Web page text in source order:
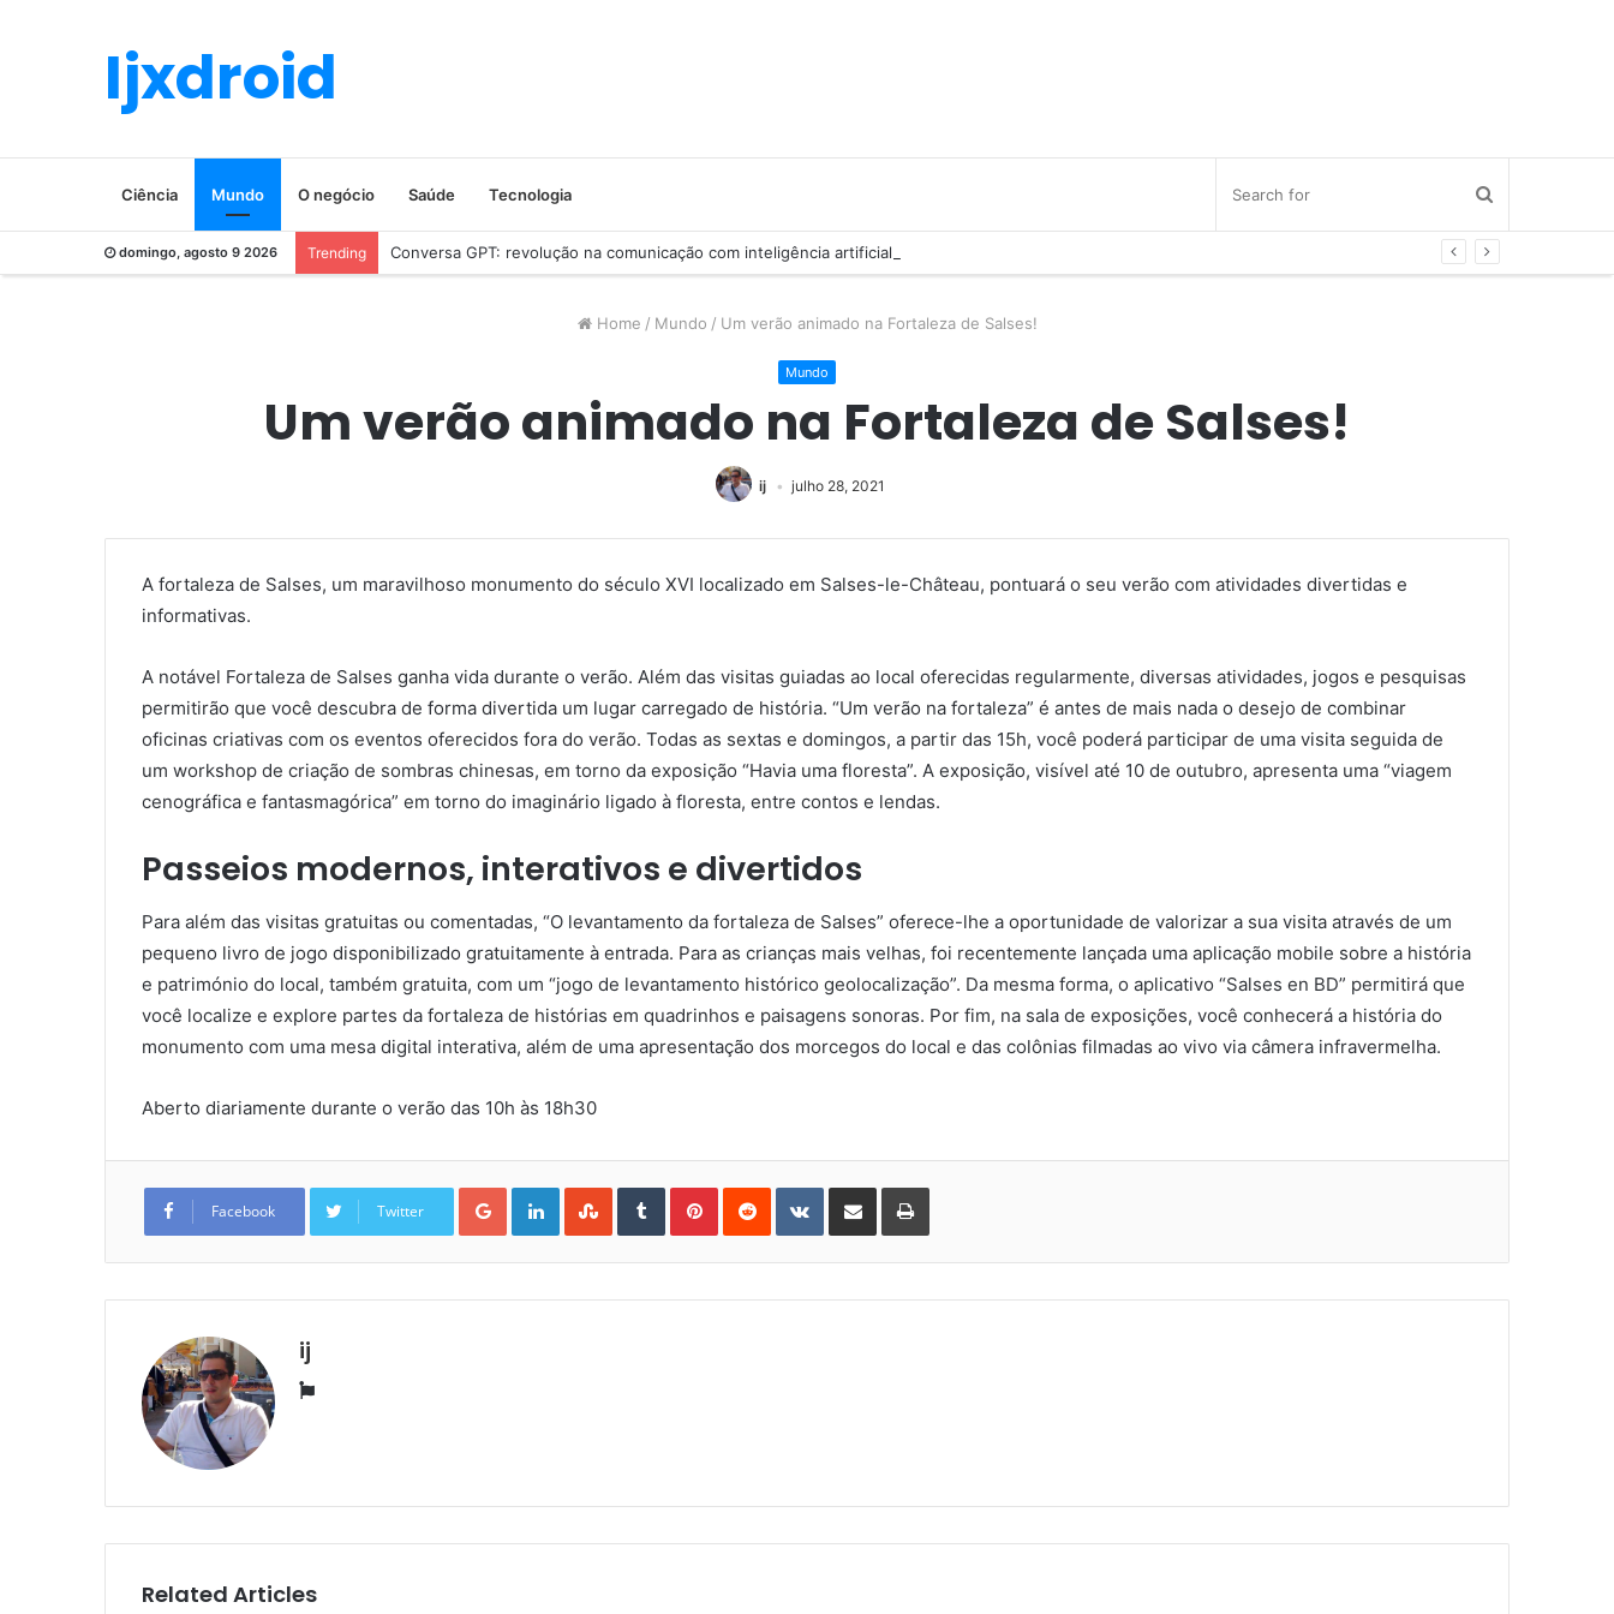
Ijxdroid
Ciência Mundo O negócio Saúde Tecnologia
domingo, agosto 9 2026 Trending Conversa GPT: revolução na comunicação com inteligência artificial
Home / Mundo / Um verão animado na Fortaleza de Salses!
Mundo
Um verão animado na Fortaleza de Salses!
ij julho 28, 2021
A fortaleza de Salses, um maravilhoso monumento do século XVI localizado em Salses-le-Château, pontuará o seu verão com atividades divertidas e
informativas.
A notável Fortaleza de Salses ganha vida durante o verão. Além das visitas guiadas ao local oferecidas regularmente, diversas atividades, jogos e pesquisas
permitirão que você descubra de forma divertida um lugar carregado de história. “Um verão na fortaleza” é antes de mais nada o desejo de combinar
oficinas criativas com os eventos oferecidos fora do verão. Todas as sextas e domingos, a partir das 15h, você poderá participar de uma visita seguida de
um workshop de criação de sombras chinesas, em torno da exposição “Havia uma floresta”. A exposição, visível até 10 de outubro, apresenta uma “viagem
cenográfica e fantasmagórica” em torno do imaginário ligado à floresta, entre contos e lendas.
Passeios modernos, interativos e divertidos
Para além das visitas gratuitas ou comentadas, “O levantamento da fortaleza de Salses” oferece-lhe a oportunidade de valorizar a sua visita através de um
pequeno livro de jogo disponibilizado gratuitamente à entrada. Para as crianças mais velhas, foi recentemente lançada uma aplicação mobile sobre a história
e património do local, também gratuita, com um “jogo de levantamento histórico geolocalização”. Da mesma forma, o aplicativo “Salses en BD” permitirá que
você localize e explore partes da fortaleza de histórias em quadrinhos e paisagens sonoras. Por fim, na sala de exposições, você conhecerá a história do
monumento com uma mesa digital interativa, além de uma apresentação dos morcegos do local e das colônias filmadas ao vivo via câmera infravermelha.
Aberto diariamente durante o verão das 10h às 18h30
Facebook Twitter
Google+LinkedInStumbleUpon
TumblrPinterestReddit VKontakteShare
Email
Print
ij
Website
Related Articles